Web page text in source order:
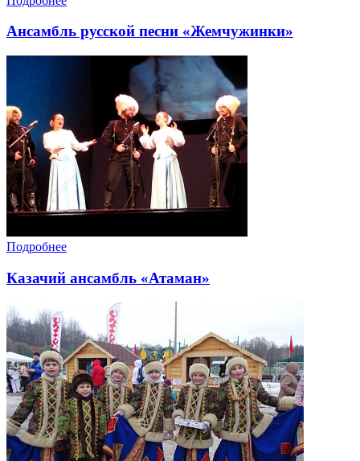
Ансамбль русской песни «Жемчужинки»
Подробнее
Казачий ансамбль «Атаман»